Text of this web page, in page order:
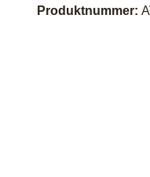
Produktnummer: